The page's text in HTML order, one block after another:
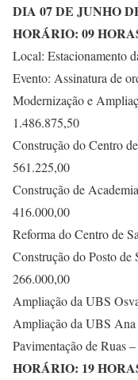
DIA 07 DE JUNHO
HORÁRIO: 09
Local: Estacionamento
Evento: Assinatura de
Modernização e
1.486.875,50
Construção do Centro
561.225,00
Construção de
416.000,00
Reforma do Centro de
Construção do Posto de
266.000,00
Ampliação da UBS
Ampliação da UBS
Pavimentação de Ruas
HORÁRIO: 19